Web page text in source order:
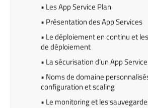
• Les App Service Plan
• Présentation des App Services
• Le déploiement en continu et
de déploiement
• La sécurisation d’un App Service
• Noms de domaine
configuration et scaling
• Le monitoring et les